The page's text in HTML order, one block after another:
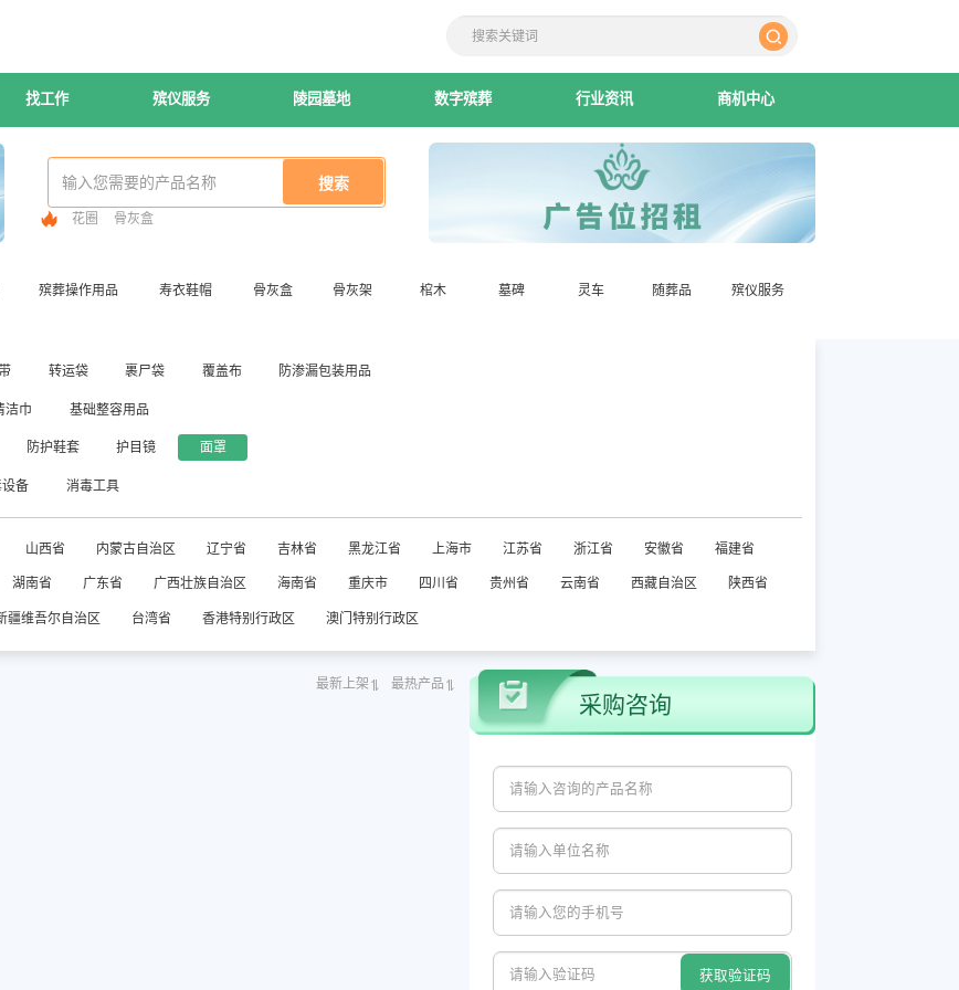
找工作 殡仪服务 陵园墓地 数字殡葬 行业资讯 商机中心
花圈 骨灰盒
殡葬操作用品 寿衣鞋帽 骨灰盒 骨灰架 棺木 墓碑 灵车 随葬品 殡仪服务
转运袋 裹尸袋 覆盖布 防渗漏包装用品
洁巾 基础整容用品
防护鞋套 护目镜 面罩
备 消毒工具
山西省 内蒙古自治区 辽宁省 吉林省 黑龙江省 上海市 江苏省 浙江省 安徽省 福建省
湖南省 广东省 广西壮族自治区 海南省 重庆市 四川省 贵州省 云南省 西藏自治区 陕西省
疆维吾尔自治区 台湾省 香港特别行政区 澳门特别行政区
最新上架 最热产品
采购咨询